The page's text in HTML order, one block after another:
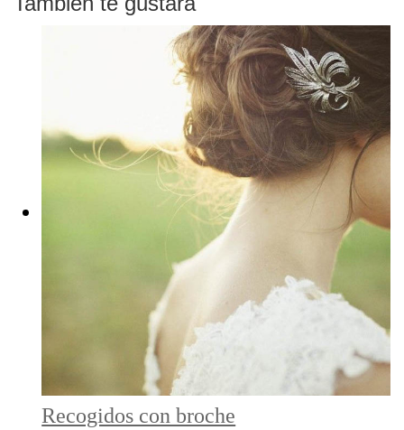
Recogidos con broche